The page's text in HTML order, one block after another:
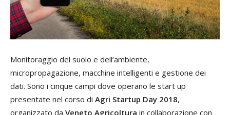
Monitoraggio del suolo e dell’ambiente,
micropropagazione, macchine intelligenti e gestione dei
dati. Sono i cinque campi dove operano le start up
presentate nel corso di Agri Startup Day 2018,
organizzato da Veneto Agricoltura in collaborazione con